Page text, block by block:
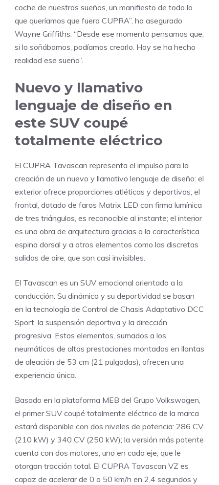
coche de nuestros sueños, un manifiesto de todo lo
que queríamos que fuera CUPRA”, ha asegurado
Wayne Griffiths. “Desde ese momento pensamos que,
si lo soñábamos, podíamos crearlo. Hoy se ha hecho
realidad ese sueño”.
Nuevo y llamativo
lenguaje de diseño en
este SUV coupé
totalmente eléctrico
El CUPRA Tavascan representa el impulso para la
creación de un nuevo y llamativo lenguaje de diseño: el
exterior ofrece proporciones atléticas y deportivas; el
frontal, dotado de faros Matrix LED con firma lumínica
de tres triángulos, es reconocible al instante; el interior
es una obra de arquitectura gracias a la característica
espina dorsal y a otros elementos como las discretas
salidas de aire, que son casi invisibles.
El Tavascan es un SUV emocional orientado a la
conducción. Su dinámica y su deportividad se basan
en la tecnología de Control de Chasis Adaptativo DCC
Sport, la suspensión deportiva y la dirección
progresiva. Estos elementos, sumados a los
neumáticos de altas prestaciones montados en llantas
de aleación de 53 cm (21 pulgadas), ofrecen una
experiencia única.
Basado en la plataforma MEB del Grupo Volkswagen,
el primer SUV coupé totalmente eléctrico de la marca
estará disponible con dos niveles de potencia: 286 CV
(210 kW) y 340 CV (250 kW); la versión más potente
cuenta con dos motores, uno en cada eje, que le
otorgan tracción total. El CUPRA Tavascan VZ es
capaz de acelerar de 0 a 50 km/h en 2,4 segundos y